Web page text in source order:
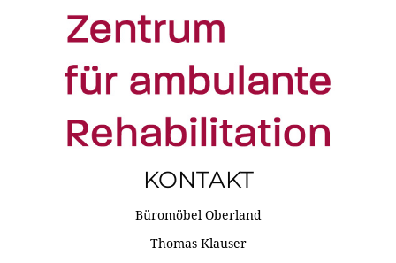
KONTAKT
Büromöbel Oberland
Thomas Klauser